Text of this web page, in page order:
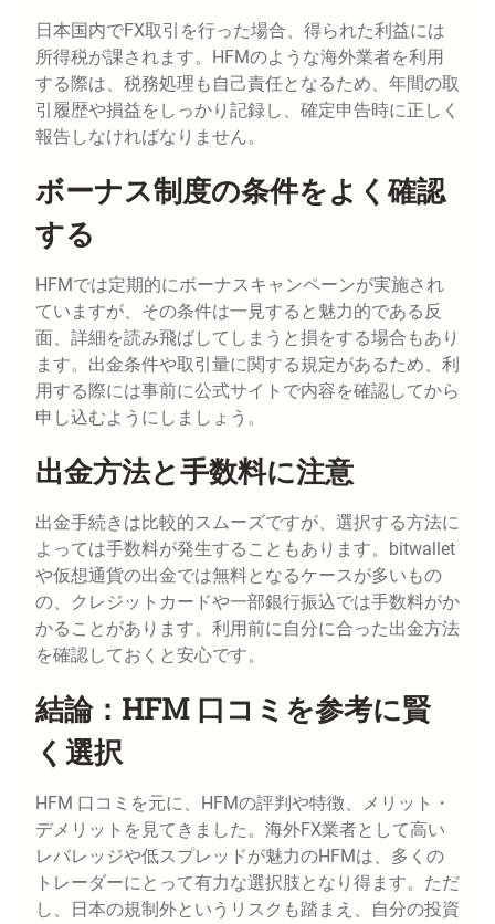
日本国内でFX取引を行った場合、得られた利益には
所得税が課されます。HFMのような海外業者を利用
する際は、税務処理も自己責任となるため、年間の取
引履歴や損益をしっかり記録し、確定申告時に正しく
報告しなければなりません。
ボーナス制度の条件をよく確認
する
HFMでは定期的にボーナスキャンペーンが実施され
ていますが、その条件は一見すると魅力的である反
面、詳細を読み飛ばしてしまうと損をする場合もあり
ます。出金条件や取引量に関する規定があるため、利
用する際には事前に公式サイトで内容を確認してから
申し込むようにしましょう。
出金方法と手数料に注意
出金手続きは比較的スムーズですが、選択する方法に
よっては手数料が発生することもあります。bitwallet
や仮想通貨の出金では無料となるケースが多いもの
の、クレジットカードや一部銀行振込では手数料がか
かることがあります。利用前に自分に合った出金方法
を確認しておくと安心です。
結論：HFM 口コミを参考に賢
く選択
HFM 口コミを元に、HFMの評判や特徴、メリット・
デメリットを見てきました。海外FX業者として高い
レバレッジや低スプレッドが魅力のHFMは、多くの
トレーダーにとって有力な選択肢となり得ます。ただ
し、日本の規制外というリスクも踏まえ、自分の投資